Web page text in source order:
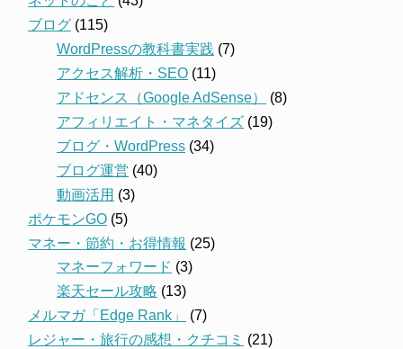
ブログ (115)
WordPressの教科書実践 (7)
アクセス解析・SEO (11)
アドセンス（Google AdSense）
(8)
アフィリエイト・マネタイズ (19)
ブログ・WordPress (34)
ブログ運営 (40)
動画活用 (3)
ポケモンGO (5)
マネー・節約・お得情報 (25)
マネーフォワード (3)
楽天セール攻略 (13)
メルマガ「Edge Rank」
(7)
レジャー・旅行の感想・クチコミ (21)